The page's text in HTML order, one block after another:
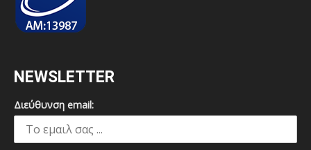
NEWSLETTER
Διεύθυνση email: